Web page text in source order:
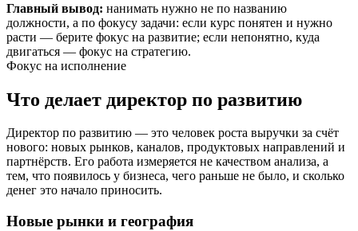
Главный вывод: нанимать нужно не по названию
должности, а по фокусу задачи: если курс понятен и нужно
расти — берите фокус на развитие; если непонятно, куда
двигаться — фокус на стратегию.
Фокус на исполнение
Что делает директор по развитию
Директор по развитию — это человек роста выручки за счёт
нового: новых рынков, каналов, продуктовых направлений и
партнёрств. Его работа измеряется не качеством анализа, а
тем, что появилось у бизнеса, чего раньше не было, и сколько
денег это начало приносить.
Новые рынки и география